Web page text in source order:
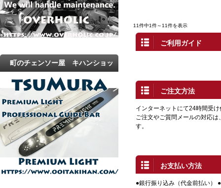
11件中1件～11件を表示
ご利用ガイド
ご注文方法
インターネットにて24時間受
ご注文やご質問メールの対応
す。
お支払い方法
●銀行振り込み（代金前払い）
町のチェンソー屋 キハンショッ
プ